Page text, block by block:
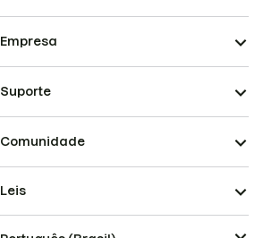
Empresa
Suporte
Comunidade
Leis